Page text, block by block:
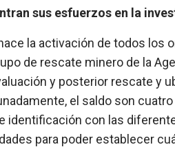
sus esfuerzos en la
la activación de todos los
de rescate minero de la
y posterior rescate y
el saldo son
identificación con las
para poder establecer